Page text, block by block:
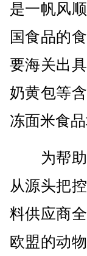
是一帆风
国食品的
要海关出
奶黄包等
冻面米食品
为帮助
从源头把
料供应商
欧盟的动